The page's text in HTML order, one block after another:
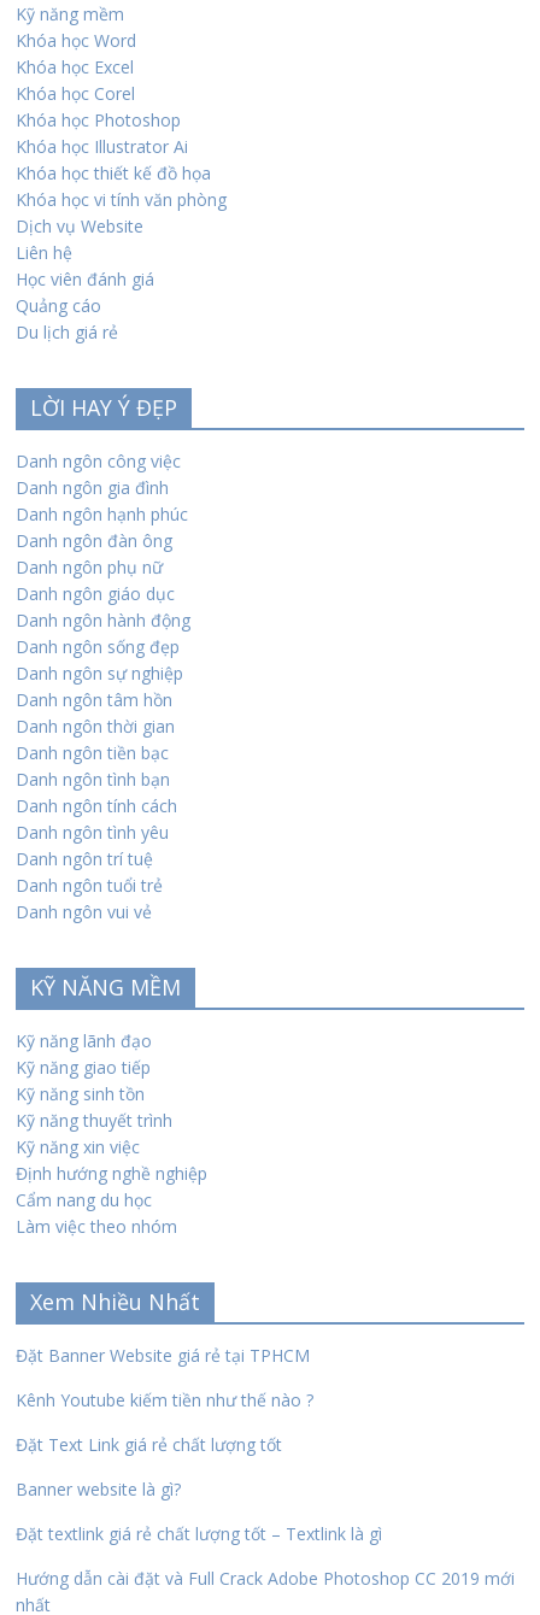
Kỹ năng mềm
Khóa học Word
Khóa học Excel
Khóa học Corel
Khóa học Photoshop
Khóa học Illustrator Ai
Khóa học thiết kế đồ họa
Khóa học vi tính văn phòng
Dịch vụ Website
Liên hệ
Học viên đánh giá
Quảng cáo
Du lịch giá rẻ
LỜI HAY Ý ĐẸP
Danh ngôn công việc
Danh ngôn gia đình
Danh ngôn hạnh phúc
Danh ngôn đàn ông
Danh ngôn phụ nữ
Danh ngôn giáo dục
Danh ngôn hành động
Danh ngôn sống đẹp
Danh ngôn sự nghiệp
Danh ngôn tâm hồn
Danh ngôn thời gian
Danh ngôn tiền bạc
Danh ngôn tình bạn
Danh ngôn tính cách
Danh ngôn tình yêu
Danh ngôn trí tuệ
Danh ngôn tuổi trẻ
Danh ngôn vui vẻ
KỸ NĂNG MỀM
Kỹ năng lãnh đạo
Kỹ năng giao tiếp
Kỹ năng sinh tồn
Kỹ năng thuyết trình
Kỹ năng xin việc
Định hướng nghề nghiệp
Cẩm nang du học
Làm việc theo nhóm
Xem Nhiều Nhất
Đặt Banner Website giá rẻ tại TPHCM
Kênh Youtube kiếm tiền như thế nào ?
Đặt Text Link giá rẻ chất lượng tốt
Banner website là gì?
Đặt textlink giá rẻ chất lượng tốt – Textlink là gì
Hướng dẫn cài đặt và Full Crack Adobe Photoshop CC 2019 mới
nhất